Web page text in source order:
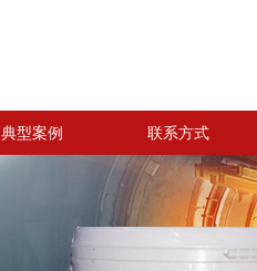
典型案例 联系方式